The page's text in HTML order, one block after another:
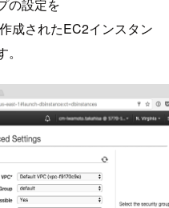
の設定を
成されたEC2インスタン